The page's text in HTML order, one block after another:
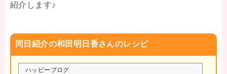
紹介します♪
同日紹介の和田明日香さんのレシピ
ハッピーブログ